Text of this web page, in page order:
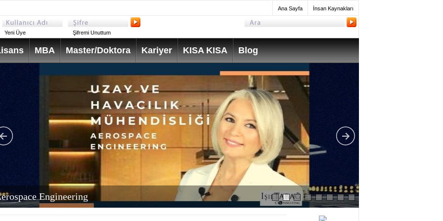
Ana Sayfa İnsan Kaynakları
Yeni Üye Şifremi Unuttum
MBA Master/Doktora Kariyer KISA KISA Blog
Engineering